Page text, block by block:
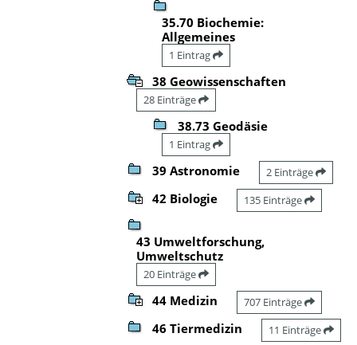
35.70 Biochemie:
Allgemeines
1 Eintrag
38 Geowissenschaften
28 Einträge
38.73 Geodäsie
1 Eintrag
39 Astronomie 2 Einträge
42 Biologie 135 Einträge
43 Umweltforschung,
Umweltschutz
20 Einträge
44 Medizin 707 Einträge
46 Tiermedizin 11 Einträge